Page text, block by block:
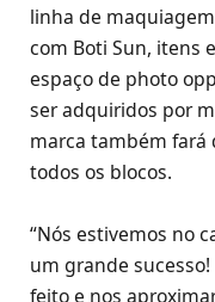
linha de
com Boti Sun, itens
espaço de photo
ser adquiridos por
marca também
todos os blocos.
“Nós estivemos no
um grande
feito e nos